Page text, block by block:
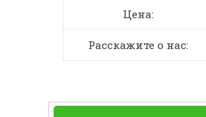
Цена:
Расскажите о нас: